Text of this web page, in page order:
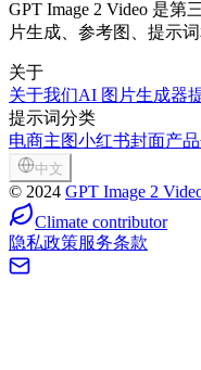
GPT Image 2 Video 是第
片生成、参考图、提示
关于
关于我们AI 图片生成器
提示词分类
电商主图小红书封面产
中文
© 2024 GPT Image 2
Climate contributor
隐私政策服务条款